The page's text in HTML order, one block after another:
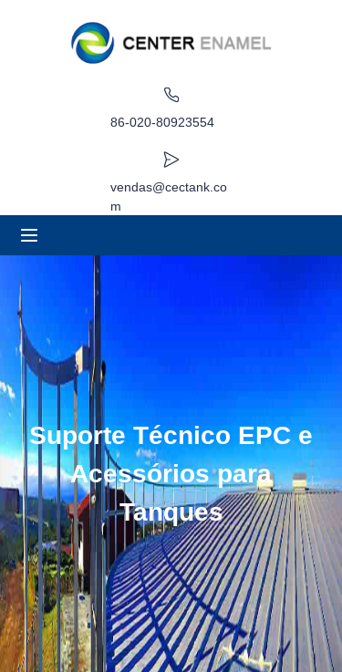
86-020-80923554
vendas@cectank.co
m
Suporte Técnico EPC e
Acessórios para
Tanques
Aplicações
Caso de Projeto
Solicitar orçamento
Notícias
Contato